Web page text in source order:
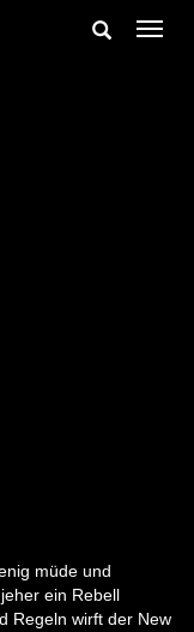
Suche
müde und
ein Rebell
Regeln wirft der New